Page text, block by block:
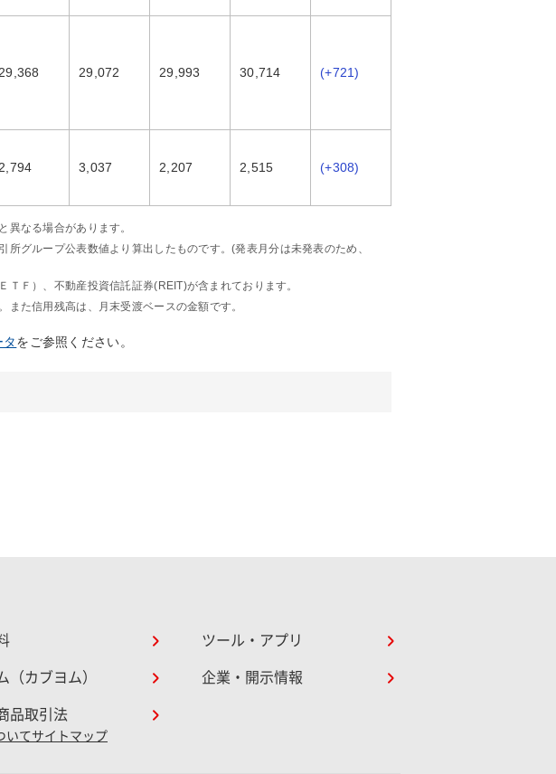
29,368 29,072 29,993 30,714 (+721)
2,794 3,037 2,207 2,515 (+308)
異なる場合があります。
所グループ公表数値より算出したものです。(発表月分は未発表のため、
Ｆ）、不動産投資信託証券(REIT)が含まれております。
また信用残高は、月末受渡ベースの金額です。
をご参照ください。
ツール・アプリ
（カブヨム） 企業・開示情報
品取引法
いてサイトマップ